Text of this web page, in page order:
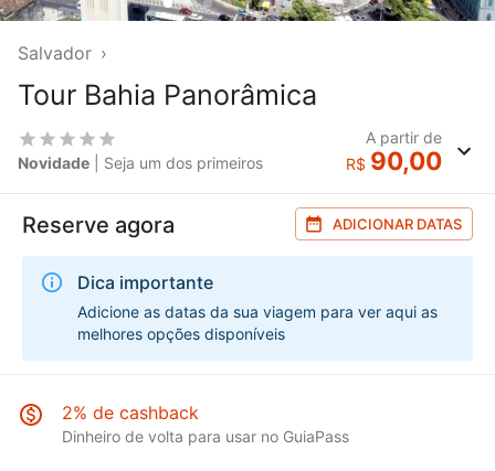
Salvador ›
Tour Bahia Panorâmica
Novidade | Seja um dos primeiros
A partir de
R$ 90,00
Reserve agora ADICIONAR DATAS
Dica importante
Adicione as datas da sua viagem para ver aqui as
melhores opções disponíveis
2% de cashback
Dinheiro de volta para usar no GuiaPass